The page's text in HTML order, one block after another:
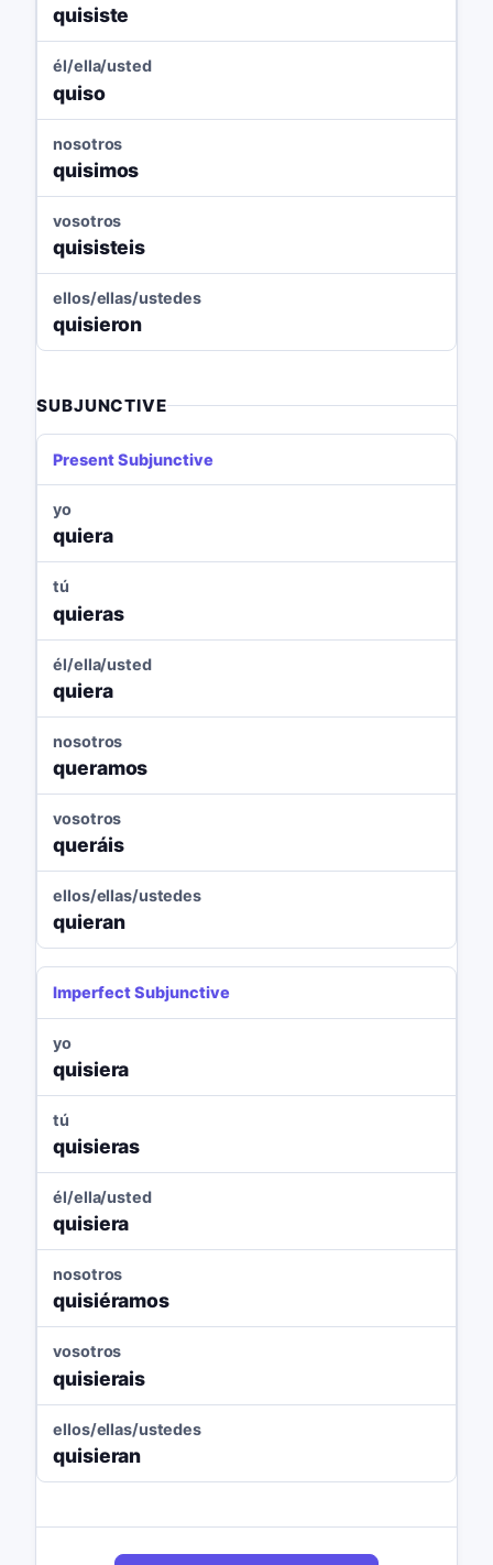
quisiste
él/ella/usted
quiso
nosotros
quisimos
vosotros
quisisteis
ellos/ellas/ustedes
quisieron
SUBJUNCTIVE
Present Subjunctive
yo
quiera
tú
quieras
él/ella/usted
quiera
nosotros
queramos
vosotros
queráis
ellos/ellas/ustedes
quieran
Imperfect Subjunctive
yo
quisiera
tú
quisieras
él/ella/usted
quisiera
nosotros
quisiéramos
vosotros
quisierais
ellos/ellas/ustedes
quisieran